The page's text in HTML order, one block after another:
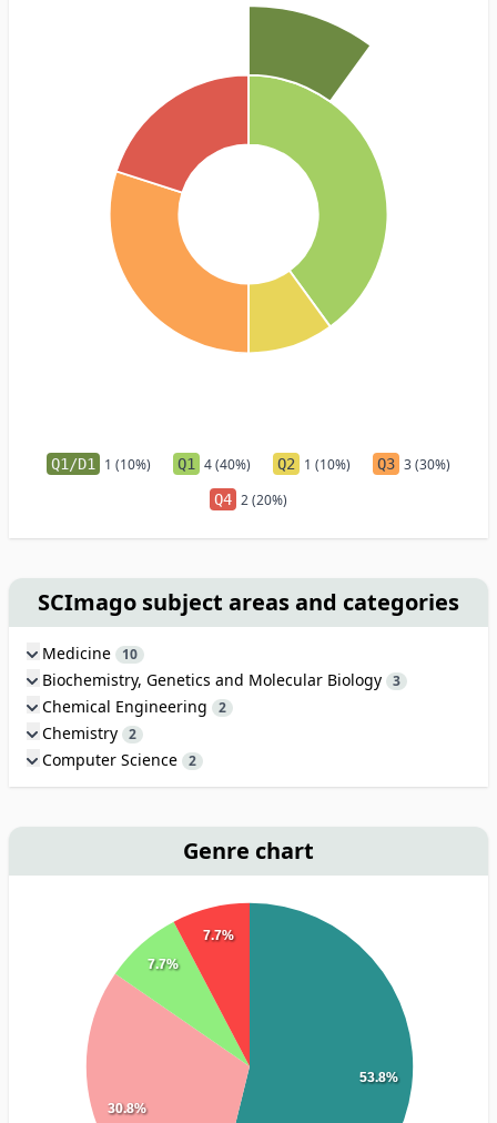
Q1/D1 1 (10%) Q1 4 (40%) Q2 1 (10%) Q3 3 (30%)
Q4 2 (20%)
SCImago subject areas and categories
Medicine 10
Biochemistry, Genetics and Molecular Biology 3
Chemical Engineering 2
Chemistry 2
Computer Science 2
Genre chart
53.8%
30.8%
7.7%
7.7%